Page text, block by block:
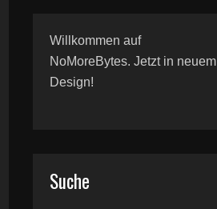
Willkommen auf
NoMoreBytes. Jetzt in neuem
Design!
Suche